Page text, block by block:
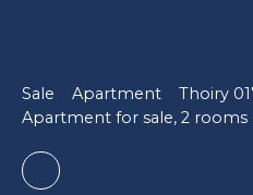
Sale Apartment
Thoiry
Apartment for sale, 2 rooms